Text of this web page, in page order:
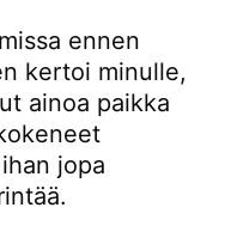
ennen
kertoi minulle,
ainoa paikka
jopa